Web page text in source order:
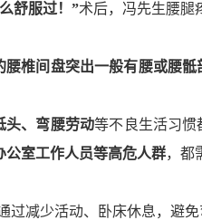
舒服过！”术后，冯先生腰腿
腰椎间盘突出一般有腰或腰
头、弯腰劳动等不良生活习惯
公室工作人员等高危人群，都
少活动、卧床休息，避免